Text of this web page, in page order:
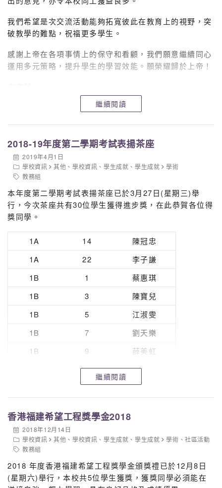
我們希望是次交流活動能夠拓寬彼此在教育上的視野，突
破教學的難點，祝福更多學生。
感謝上帝在各項事情上的保守和看顧，我們願意繼續同心
運用多元策略，提升學生的學習效能。願榮耀歸於上帝！
英文科
繼續閱讀
2018-19年度第二學期考試表揚茶座
2019年4月1日
學校資訊
其他 、學校資訊 、學生成就 、學生成就
學術
教務組
本年度第二學期考試表揚茶座已於3月27日(星期三)舉
行，今次茶座共有30位學生獲得進步獎，在此恭賀各位得
獎同學。
1A 14
陳冠忠
1A
22
李子謙
1B
1
蔡惠琪
1B
3
陳寶兒
1B
5
江淑雯
1B
7
劉天樂
1B
9
薛美虹
13
鄭紹慈
21 李俊鵬
繼續閱讀
香港福建希望工程獎學金2018
2018年12月14日
學校資訊
其他 、學校資訊 、學生成就 、學生成就 學術 、社區活動
教務組
2018 年度香港福建希望工程獎學金頒獎禮已於12月8日
(星期六)舉行 ，本校共5位學生獲獎，獲獎同學必須能在